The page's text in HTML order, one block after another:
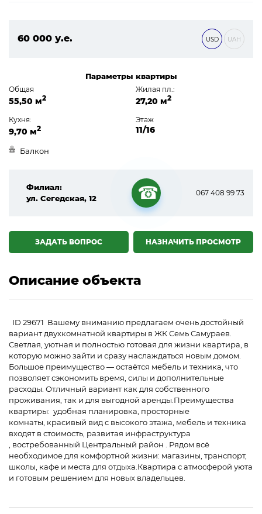
60 000 у.е.
USD UAH
Параметры квартиры
Общая
55,50 м2
Жилая пл.:
27,20 м2
Кухня:
9,70 м2
Этаж
11/16
Балкон
Филиал:
ул. Сегедская, 12
☎
067 408 99 73
НАЗНАЧИТЬ ПРОСМОТР
ЗАДАТЬ ВОПРОС
Описание объекта
ID 29671 Вашему вниманию предлагаем очень достойный
вариант двухкомнатной квартиры в ЖК Семь Самураев.
Светлая, уютная и полностью готовая для жизни квартира, в
которую можно зайти и сразу наслаждаться новым домом.
Большое преимущество — остаётся мебель и техника, что
позволяет сэкономить время, силы и дополнительные
расходы. Отличный вариант как для собственного
проживания, так и для выгодной аренды.Преимущества
квартиры: удобная планировка, просторные
комнаты, красивый вид с высокого этажа, мебель и техника
входят в стоимость, развитая инфраструктура
, востребованный Центральный район . Рядом всё
необходимое для комфортной жизни: магазины, транспорт,
школы, кафе и места для отдыха.Квартира с атмосферой уюта
и готовым решением для новых владельцев.